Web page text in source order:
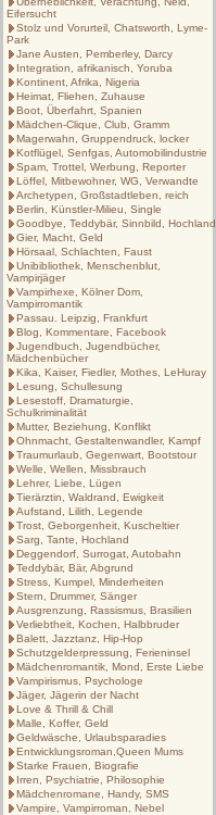
Eifersucht
Stolz und Vorurteil, Chatsworth, Lyme-
Park
Jane Austen, Pemberley, Darcy
Integration, afrikanisch, Yoruba
Kontinent, Afrika, Nigeria
Heimat, Fliehen, Zuhause
Boot, Überfahrt, Spanien
Mädchen-Clique, Club, Gramm
Magerwahn, Gruppendruck, locker
Kotflügel, Senfgas, Automobilindustrie
Spam, Trottel, Werbung, Reporter
Löffel, Mitbewohner, WG, Verwandte
Archetypen, Großstadtleben, reich
Berlin, Künstler-Milieu, Single
Goodbye, Teddybär, Sinnbild, Hochland
Gier, Macht, Geld
Hörsaal, Schlachten, Faust
Unibibliothek, Menschenblut,
Vampirjäger
Vampirhexe, Kölner Dom,
Vampirromantik
Passau. Leipzig, Frankfurt
Blog, Kommentare, Facebook
Jugendbuch, Jugendbücher,
Mädchenbücher
Kika, Kaiser, Fiedler, Mothes, LeHuray
Lesung, Schullesung
Lesestoff, Dramaturgie,
Schulkriminalität
Mutter, Beziehung, Konflikt
Ohnmacht, Gestaltenwandler, Kampf
Traumurlaub, Gegenwart, Bootstour
Welle, Wellen, Missbrauch
Lehrer, Liebe, Lügen
Tierärztin, Waldrand, Ewigkeit
Aufstand, Lilith, Legende
Trost, Geborgenheit, Kuscheltier
Sarg, Tante, Hochland
Deggendorf, Surrogat, Autobahn
Teddybär, Bär, Abgrund
Stress, Kumpel, Minderheiten
Stern, Drummer, Sänger
Ausgrenzung, Rassismus, Brasilien
Verliebtheit, Kochen, Halbbruder
Balett, Jazztanz, Hip-Hop
Schutzgelderpressung, Ferieninsel
Mädchenromantik, Mond, Erste Liebe
Vampirismus, Psychologe
Jäger, Jägerin der Nacht
Love & Thrill & Chill
Malle, Koffer, Geld
Geldwäsche, Urlaubsparadies
Entwicklungsroman,Queen Mums
Starke Frauen, Biografie
Irren, Psychiatrie, Philosophie
Mädchenromane, Handy, SMS
Vampire, Vampirroman, Nebel